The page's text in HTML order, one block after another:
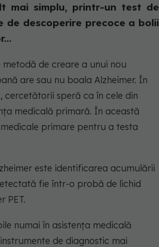
mai simplu, printr-un test de
de descoperire precoce a bolii
metodă de creare a unui nou
are sau nu boala Alzheimer. În
speră ca în cele din
medicală primară. În această
primare pentru a testa
este identificarea acumulării
fie într-o probă de lichid
PET.
numai în asistența medicală
de diagnostic mai